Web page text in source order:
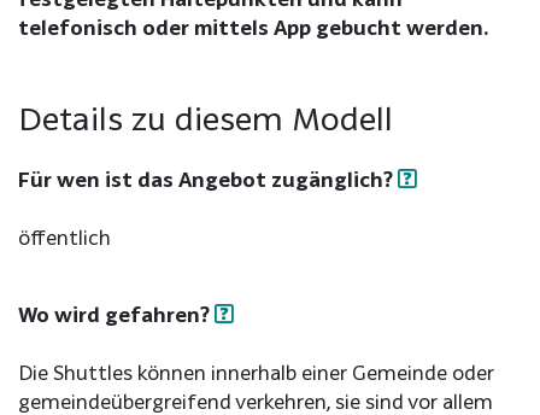
telefonisch oder mittels App gebucht werden.
Details zu diesem Modell
Für wen ist das Angebot zugänglich?
öffentlich
Wo wird gefahren?
Die Shuttles können innerhalb einer Gemeinde oder
gemeindeübergreifend verkehren, sie sind vor allem